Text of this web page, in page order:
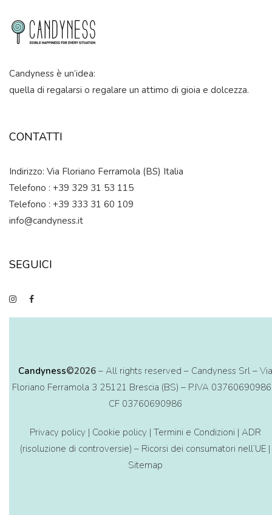
Candyness è un’idea:
quella di regalarsi o regalare un attimo di gioia e dolcezza.
CONTATTI
Indirizzo: Via Floriano Ferramola (BS) Italia
Telefono : +39 329 31 53 115
Telefono : +39 333 31 60 109
info@candyness.it
SEGUICI
Candyness©2026– All rights reserved – Candyness Srl – Via
Floriano Ferramola 3 25121 Brescia (BS) – P.IVA
CF 03760690986
Privacy policy | Cookie policy | Termini e Condizioni | ADR
(risoluzione di controversie) – Ricorsi dei consumatori nell’UE |
Sitemap